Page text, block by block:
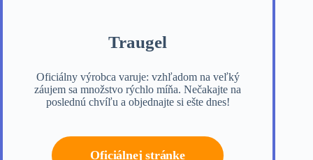
Traugel
Oficiálny výrobca varuje: vzhľadom na veľký
záujem sa množstvo rýchlo míňa. Nečakajte na
poslednú chvíľu a objednajte si ešte dnes!
Oficiálnej stránke